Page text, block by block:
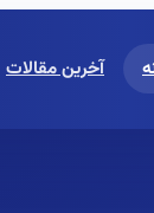
آخرین مقالات